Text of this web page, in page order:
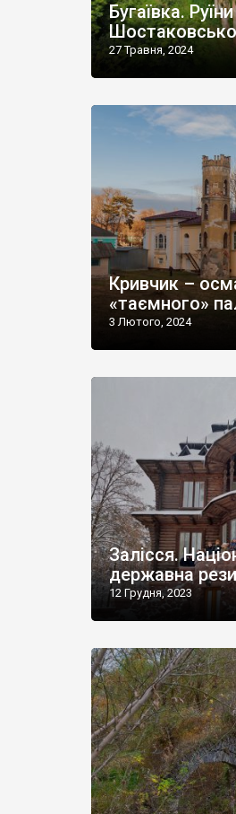
Бугаївка.
27 Травня, 2024
Кривчик –
«таємного»
3 Лютого, 2024
Залісся.
державна
12 Грудня, 2023